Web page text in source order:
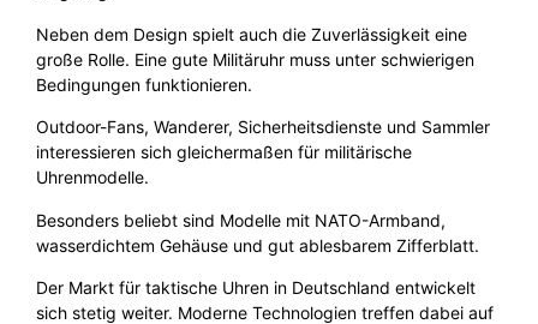
Neben dem Design spielt auch die Zuverlässigkeit eine
große Rolle. Eine gute Militäruhr muss unter schwierigen
Bedingungen funktionieren.
Outdoor-Fans, Wanderer, Sicherheitsdienste und Sammler
interessieren sich gleichermaßen für militärische
Uhrenmodelle.
Besonders beliebt sind Modelle mit NATO-Armband,
wasserdichtem Gehäuse und gut ablesbarem Zifferblatt.
Der Markt für taktische Uhren in Deutschland entwickelt
sich stetig weiter. Moderne Technologien treffen dabei auf